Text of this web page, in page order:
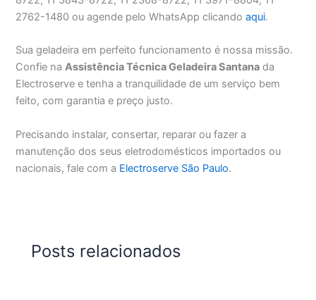
2762-1480 ou agende pelo WhatsApp clicandoaqui.
Sua geladeira em perfeito funcionamento é nossa missão.
Confie naAssistência Técnica Geladeira Santana da
Electroserve e tenha a tranquilidade de um serviço bem
feito, com garantia e preço justo.
Precisando instalar, consertar, reparar ou fazer a
manutenção dos seus eletrodomésticos importados ou
nacionais, fale com a Electroserve São Paulo.
Posts relacionados